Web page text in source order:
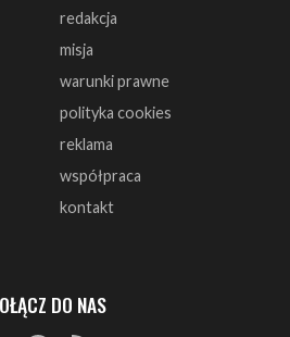
polityka cookies
reklama
współpraca
kontakt
DOŁĄCZ DO NAS